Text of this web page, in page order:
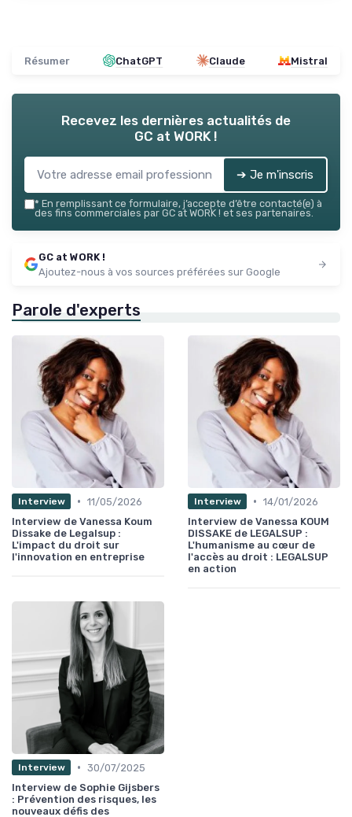
Résumer ChatGPT Claude Mistral
Recevez les dernières actualités de
GC at WORK !
➔ Je m'inscris
* En remplissant ce formulaire, j’accepte d’être contacté(e) à
des fins commerciales par GC at WORK ! et ses partenaires.
GC at WORK !
Ajoutez-nous à vos sources préférées sur Google
Parole d'experts
Interview • 11/05/2026
Interview de Vanessa Koum
Dissake de Legalsup :
L'impact du droit sur
l'innovation en entreprise
Interview • 14/01/2026
Interview de Vanessa KOUM
DISSAKE de LEGALSUP :
L'humanisme au cœur de
l'accès au droit : LEGALSUP
en action
Interview • 30/07/2025
Interview de Sophie Gijsbers
: Prévention des risques, les
nouveaux défis des